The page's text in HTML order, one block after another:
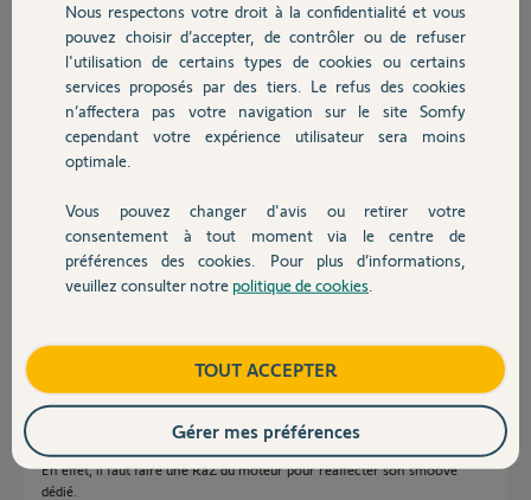
Chauffage
Autres produits
Devis avec un pro
Contact
prog de T1, afin de vider la mémoire de M2.
J'ai fait cette manip (mais sans débrancher la batterie ?), et cela ne
donne aucun résultat ...
si quelqu'un peut venir à mon secours, merci par avance
Très bonne soirée à tous
il y a 12 mois
Participer au fil de discussion
Réponses
Pro, uniquement celles du réseau particulier, or, le Yslo est du réseau Pro.
En effet, il faut faire une RàZ du moteur pour réaffecter son smoove
dédié.
Nous respectons votre droit à la confidentialité et vous
pouvez choisir d’accepter, de contrôler ou de refuser
l'utilisation de certains types de cookies ou certains
services proposés par des tiers. Le refus des cookies
n’affectera pas votre navigation sur le site Somfy
cependant votre expérience utilisateur sera moins
optimale.
Vous pouvez changer d'avis ou retirer votre
consentement à tout moment via le centre de
préférences des cookies. Pour plus d’informations,
veuillez consulter notre politique de cookies
TOUT ACCEPTER
Gérer mes préférences